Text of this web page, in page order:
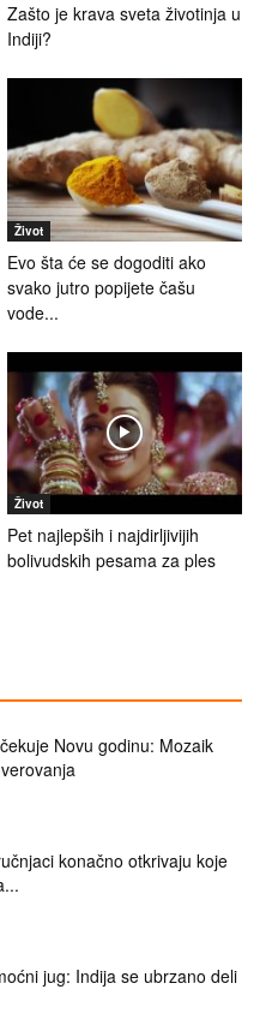
Zašto je krava sveta životinja u
Indiji?
Život
Evo šta će se dogoditi ako
svako jutro popijete čašu
vode...
Život
Pet najlepših i najdirljivijih
bolivudskih pesama za ples
Novu godinu: Mozaik
konačno otkrivaju koje
jug: Indija se ubrzano deli